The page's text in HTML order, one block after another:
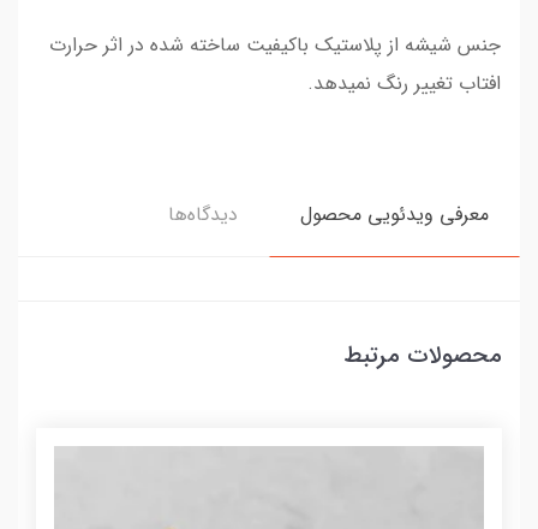
جنس شیشه از پلاستیک باکیفیت ساخته شده در اثر حرارت
افتاب تغییر رنگ نمیدهد.
معرفی ویدئویی محصول دیدگاه‌ها
محصولات مرتبط